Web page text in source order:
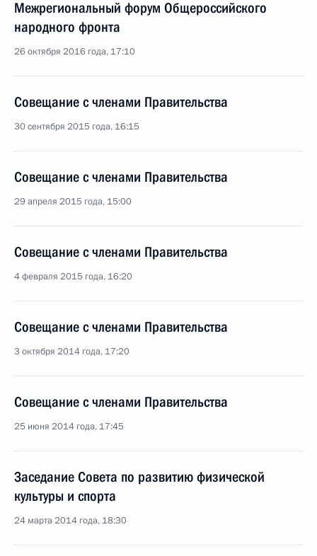
Межрегиональный форум Общероссийского
народного фронта
26 октября 2016 года, 17:10
Совещание с членами Правительства
30 сентября 2015 года, 16:15
Совещание с членами Правительства
29 апреля 2015 года, 15:00
Совещание с членами Правительства
4 февраля 2015 года, 16:20
Совещание с членами Правительства
3 октября 2014 года, 17:20
Совещание с членами Правительства
25 июня 2014 года, 17:45
Заседание Совета по развитию физической
культуры и спорта
24 марта 2014 года, 18:30